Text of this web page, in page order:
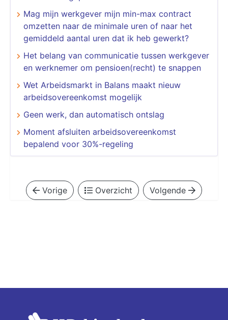
Mag mijn werkgever mijn min-max contract
omzetten naar de minimale uren of naar het
gemiddeld aantal uren dat ik heb gewerkt?
Het belang van communicatie tussen werkgever
en werknemer om pensioen(recht) te snappen
Wet Arbeidsmarkt in Balans maakt nieuw
arbeidsovereenkomst mogelijk
Geen werk, dan automatisch ontslag
Moment afsluiten arbeidsovereenkomst
bepalend voor 30%-regeling
Vorige Overzicht Volgende